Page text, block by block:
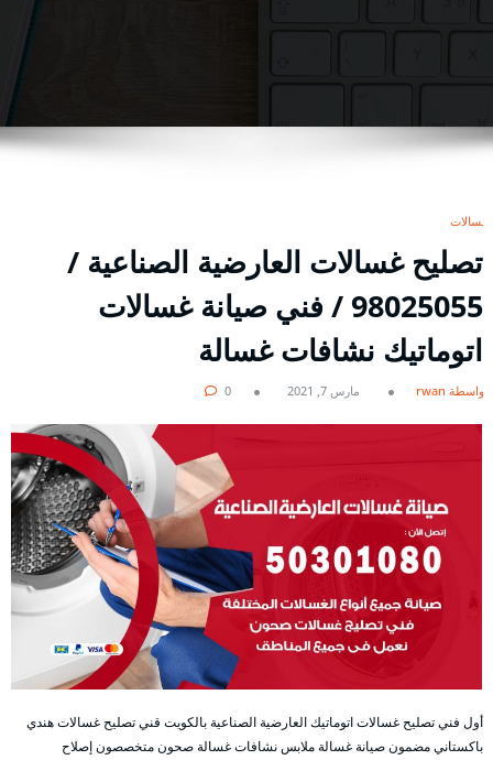
غسالات
تصليح غسالات العارضية الصناعية /
98025055 / فني صيانة غسالات
اتوماتيك نشافات غسالة
بواسطة rwan مارس 7, 2021 0
أول فني تصليح غسالات اتوماتيك العارضية الصناعية بالكويت قني تصليح غسالات هندي
باكستاني مضمون صيانة غسالة ملابس نشافات غسالة صحون متخصصون إصلاح